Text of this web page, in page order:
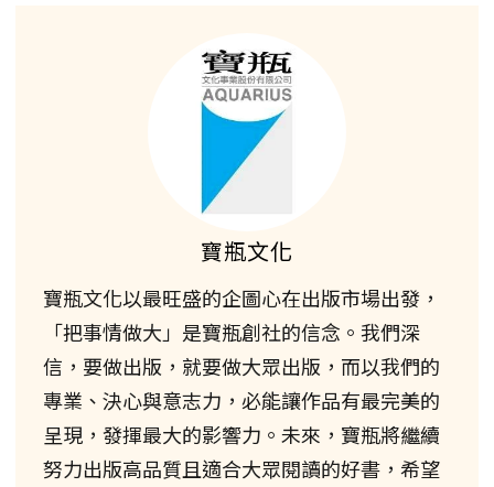
寶瓶文化
寶瓶文化以最旺盛的企圖心在出版市場出發，
「把事情做大」是寶瓶創社的信念。我們深
信，要做出版，就要做大眾出版，而以我們的
專業、決心與意志力，必能讓作品有最完美的
呈現，發揮最大的影響力。未來，寶瓶將繼續
努力出版高品質且適合大眾閱讀的好書，希望